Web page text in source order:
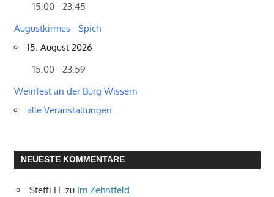
15:00 - 23:45
Augustkirmes - Spich
15. August 2026
15:00 - 23:59
Weinfest an der Burg Wissem
alle Veranstaltungen
NEUESTE KOMMENTARE
Steffi H. zu Im Zehntfeld